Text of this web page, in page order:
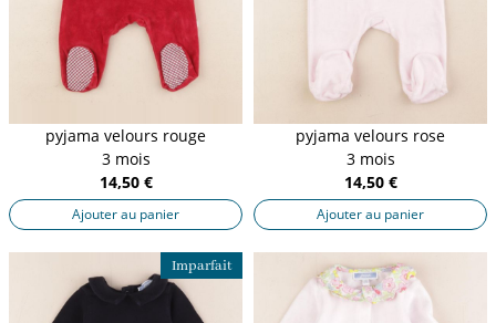
pyjama velours rouge
3 mois
14,50 €
Ajouter au panier
pyjama velours rose
3 mois
14,50 €
Ajouter au panier
Imparfait